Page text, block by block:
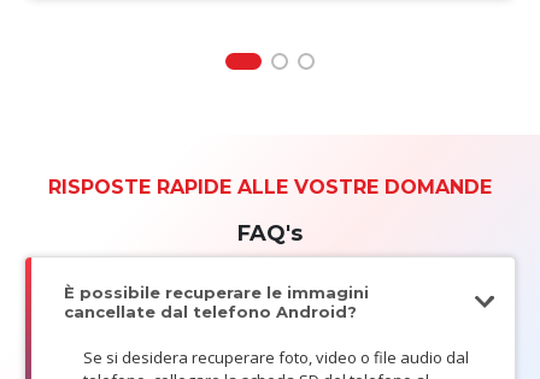
RISPOSTE RAPIDE ALLE VOSTRE DOMANDE
FAQ's
È possibile recuperare le immagini
cancellate dal telefono Android?
Se si desidera recuperare foto, video o file audio dal